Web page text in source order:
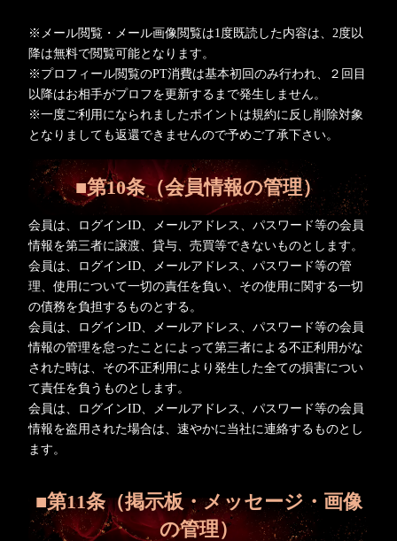
※メール閲覧・メール画像閲覧は1度既読した内容は、2度以
降は無料で閲覧可能となります。
※プロフィール閲覧のPT消費は基本初回のみ行われ、２回目
以降はお相手がプロフを更新するまで発生しません。
※一度ご利用になられましたポイントは規約に反し削除対象
となりましても返還できませんので予めご了承下さい。
■第10条（会員情報の管理）
会員は、ログインID、メールアドレス、パスワード等の会員
情報を第三者に譲渡、貸与、売買等できないものとします。
会員は、ログインID、メールアドレス、パスワード等の管
理、使用について一切の責任を負い、その使用に関する一切
の債務を負担するものとする。
会員は、ログインID、メールアドレス、パスワード等の会員
情報の管理を怠ったことによって第三者による不正利用がな
された時は、その不正利用により発生した全ての損害につい
て責任を負うものとします。
会員は、ログインID、メールアドレス、パスワード等の会員
情報を盗用された場合は、速やかに当社に連絡するものとし
ます。
■第11条（掲示板・メッセージ・画像
の管理）